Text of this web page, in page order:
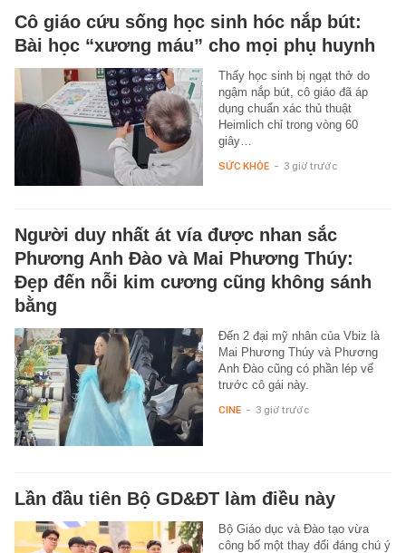
Cô giáo cứu sống học sinh hóc nắp bút:
Bài học “xương máu” cho mọi phụ huynh
Thấy học sinh bị ngạt thở do
ngậm nắp bút, cô giáo đã áp
dụng chuẩn xác thủ thuật
Heimlich chỉ trong vòng 60
giây…
SỨC KHỎE - 3 giờ trước
Người duy nhất át vía được nhan sắc
Phương Anh Đào và Mai Phương Thúy:
Đẹp đến nỗi kim cương cũng không sánh
bằng
Đến 2 đại mỹ nhân của Vbiz là
Mai Phương Thúy và Phương
Anh Đào cũng có phần lép vế
trước cô gái này.
CINE - 3 giờ trước
Lần đầu tiên Bộ GD&ĐT làm điều này
Bộ Giáo dục và Đào tạo vừa
công bố một thay đổi đáng chú ý